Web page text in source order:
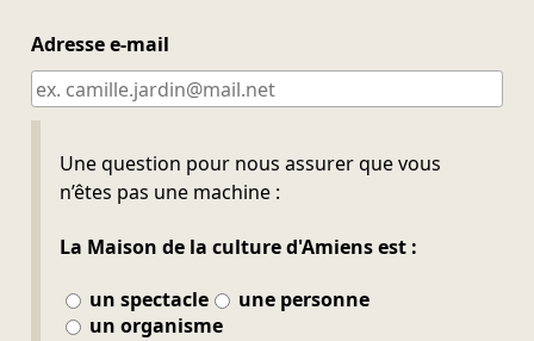
Adresse e-mail
Une question pour nous assurer que vous
n’êtes pas une machine :
La Maison de la culture d'Amiens est :
un spectacle
une personne
un organisme
Ne pas remplir